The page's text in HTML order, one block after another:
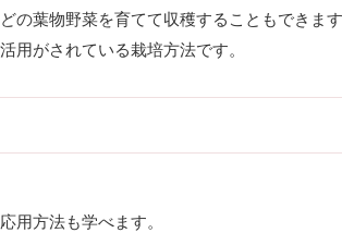
葉物野菜を育てて収穫することもできます
がされている栽培方法です。
用方法も学べます。